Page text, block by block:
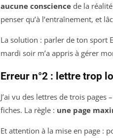
aucune conscience de la
penser qu’à l’entraînement, et
La solution : parler de ton sport
mardi soir m’a appris à gérer
Erreur n°2 : lettre trop
J’ai vu des lettres de trois pages
fiches. La règle : une page
Et attention à la mise en page :